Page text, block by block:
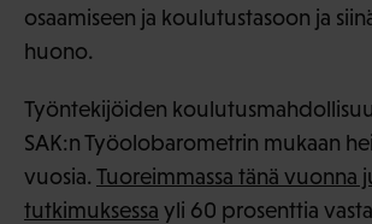
osaamiseen ja koulutustasoon ja
huono.
Työntekijöiden
SAK:n Työolobarometrin mukaan
vuosia. Tuoreimmassa tänä vuonna
tutkimuksessa yli 60 prosenttia